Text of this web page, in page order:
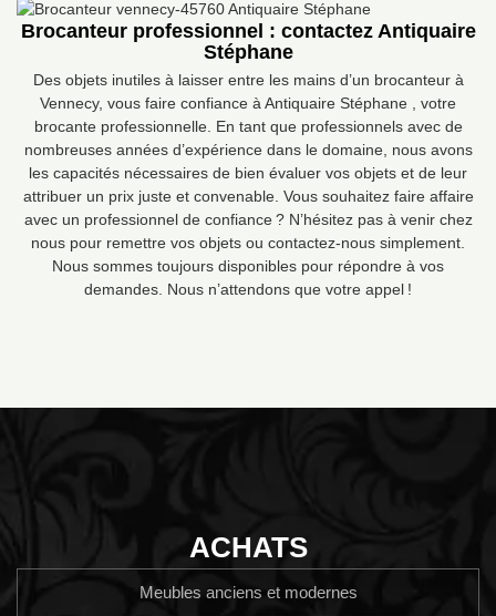
Brocanteur professionnel : contactez Antiquaire
Stéphane
Des objets inutiles à laisser entre les mains d’un brocanteur à
Vennecy, vous faire confiance à Antiquaire Stéphane , votre
brocante professionnelle. En tant que professionnels avec de
nombreuses années d’expérience dans le domaine, nous avons
les capacités nécessaires de bien évaluer vos objets et de leur
attribuer un prix juste et convenable. Vous souhaitez faire affaire
avec un professionnel de confiance ? N’hésitez pas à venir chez
nous pour remettre vos objets ou contactez-nous simplement.
Nous sommes toujours disponibles pour répondre à vos
demandes. Nous n’attendons que votre appel !
ACHATS
Meubles anciens et modernes